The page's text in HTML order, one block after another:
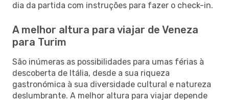
dia da partida com instruções para fazer o check-in.
A melhor altura para viajar de Veneza
para Turim
São inúmeras as possibilidades para umas férias à
descoberta de Itália, desde a sua riqueza
gastronómica à sua diversidade cultural e natureza
deslumbrante. A melhor altura para viajar depende